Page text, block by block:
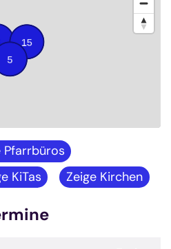
Pfarrbüros
KiTas Zeige Kirchen